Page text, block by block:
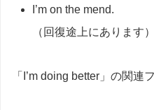
I’m on the mend.
（回復途上にあります）
「I’m doing better」の関連